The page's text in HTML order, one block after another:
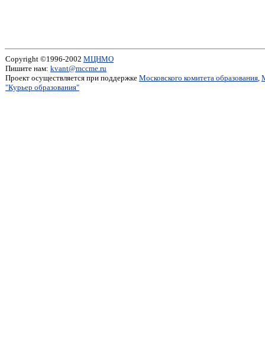
Copyright ©1996-2002 МЦНМО
Пишите нам: kvant@mccme.ru
Проект осуществляется при поддержке Московского комитета образования,
"Курьер образования"